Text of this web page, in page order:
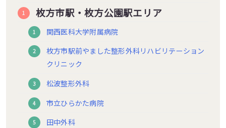
枚方市駅・枚方公園駅エリア
関西医科大学附属病院
枚方市駅前やました整形外科リハビリテーション
クリニック
松波整形外科
市立ひらかた病院
田中外科